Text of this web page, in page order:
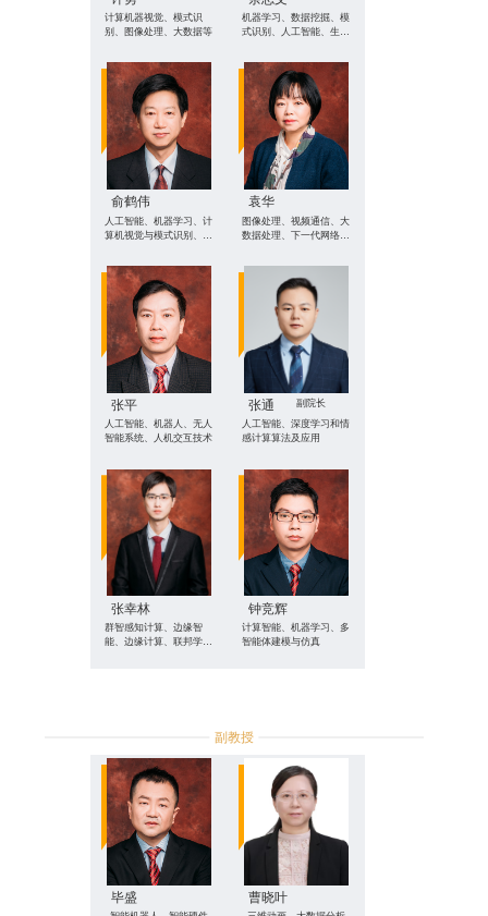
计算机器视觉、模式识
别、图像处理、大数据等
机器学习、数据挖掘、模
式识别、人工智能、生物
俞鹤伟
人工智能、机器学习、计
算机视觉与模式识别、无
袁华
图像处理、视频通信、大
数据处理、下一代网络体
张平
人工智能、机器人、无人
智能系统、人机交互技术
张通
副院长
人工智能、深度学习和情
感计算算法及应用
张幸林
群智感知计算、边缘智
能、边缘计算、联邦学
钟竞辉
计算智能、机器学习、多
智能体建模与仿真
副教授
毕盛 曹晓叶